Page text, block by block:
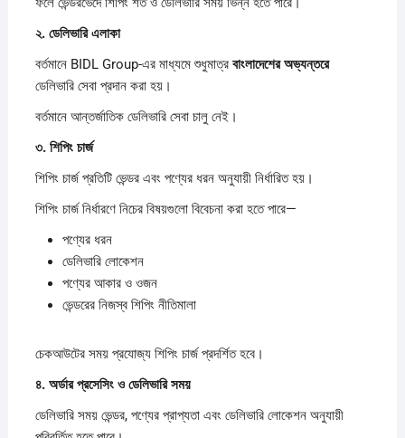
২. ডেলিভারিএলাকা
বর্তমানে BIDL Group-এর মাধ্যমে শুধুমাত্র বাংলাদেশেরঅভ্যন্তরে
ডেলিভারি সেবা প্রদান করা হয়।
বর্তমানে আন্তর্জাতিক ডেলিভারি সেবা চালু নেই।
৩. শিপিং চার্জ
শিপিং চার্জ প্রতিটি ভেন্ডর এবং পণ্যের ধরন অনুযায়ী নির্ধারিত হয়।
শিপিং চার্জ নির্ধারণে নিচের বিষয়গুলো বিবেচনা করা হতে পারে—
পণ্যের ধরন
ডেলিভারি লোকেশন
পণ্যের আকার ও ওজন
ভেন্ডরের নিজস্ব শিপিং নীতিমালা
চেকআউটের সময় প্রযোজ্য শিপিং চার্জ প্রদর্শিত হবে।
৪. অর্ডারপ্রসেসিং ওডেলিভারিসময়
ডেলিভারি সময় ভেন্ডর, পণ্যের প্রাপ্যতা এবং ডেলিভারি লোকেশন অনুযায়ী